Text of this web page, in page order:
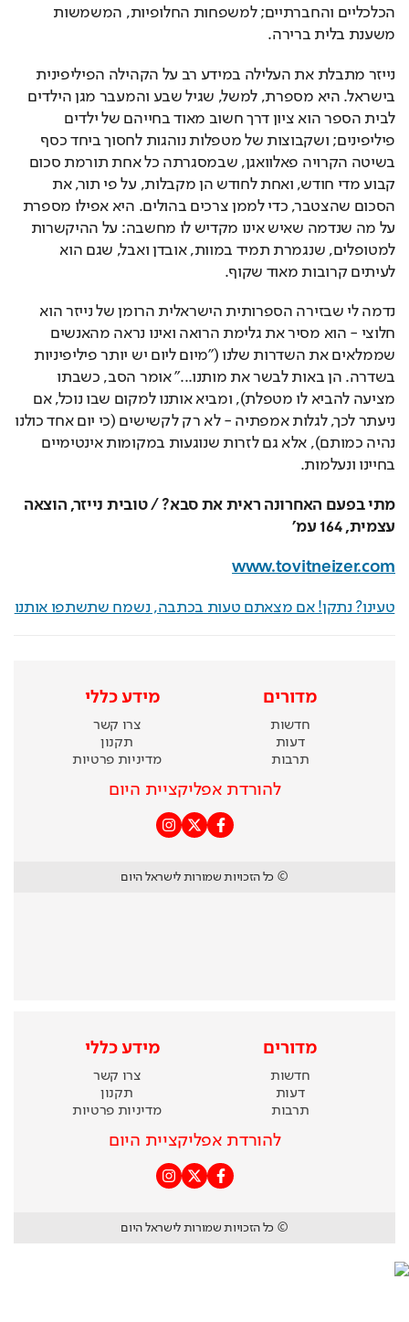
הכלכליים והחברתיים; למשפחות החלופיות, המשמשות
משענת בלית ברירה.
נייזר מתבלת את העלילה במידע רב על הקהילה הפיליפינית
בישראל. היא מספרת, למשל, שגיל שבע והמעבר מגן הילדים
לבית הספר הוא ציון דרך חשוב מאוד בחייהם של ילדים
פיליפינים; ושקבוצות של מטפלות נוהגות לחסוך ביחד כסף
בשיטה הקרויה פאלוואגן, שבמסגרתה כל אחת תורמת סכום
קבוע מדי חודש, ואחת לחודש הן מקבלות, על פי תור, את
הסכום שהצטבר, כדי לממן צרכים בהולים. היא אפילו מספרת
על מה שנדמה שאיש אינו מקדיש לו מחשבה: על ההיקשרות
למטופלים, שנגמרת תמיד במוות, אובדן ואבל, שגם הוא
לעיתים קרובות מאוד שקוף.
נדמה לי שבזירה הספרותית הישראלית הרומן של נייזר הוא
חלוצי - הוא מסיר את גלימת הרואה ואינו נראה מהאנשים
שממלאים את השדרות שלנו (״מיום ליום יש יותר פיליפיניות
בשדרה. הן באות לבשר את מותנו...״ אומר הסב, כשבתו
מציעה להביא לו מטפלת), ומביא אותנו למקום שבו נוכל, אם
ניעתר לכך, לגלות אמפתיה - לא רק לקשישים (כי יום אחד כולנו
נהיה כמותם), אלא גם לזרות שנוגעות במקומות אינטימיים
בחיינו ונעלמות.
מתי בפעם האחרונה ראית את סבא? / טובית נייזר, הוצאה
עצמית, 164 עמ'
www.tovitneizer.com
טעינו? נתקן! אם מצאתם טעות בכתבה, נשמח שתשתפו אותנו
מדורים
חדשות
דעות
תרבות
מידע כללי
צרו קשר
תקנון
מדיניות פרטיות
להורדת אפליקציית היום
© כל הזכויות שמורות לישראל היום
מדורים
חדשות
דעות
תרבות
מידע כללי
צרו קשר
תקנון
מדיניות פרטיות
להורדת אפליקציית היום
© כל הזכויות שמורות לישראל היום